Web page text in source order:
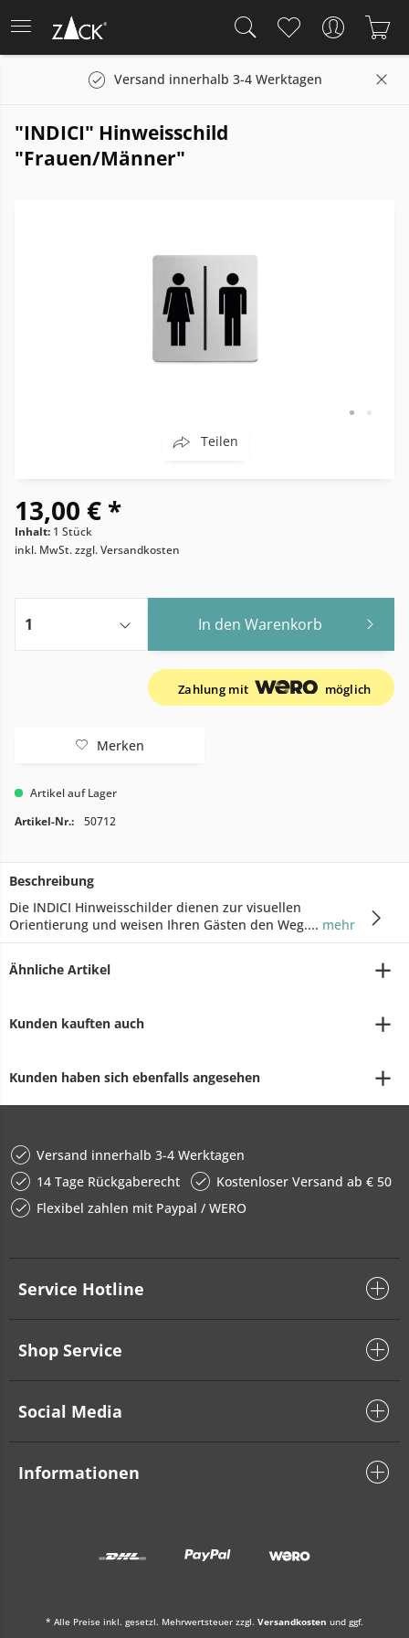
Versand innerhalb 3-4 Werktagen
"INDICI" Hinweisschild
"Frauen/Männer"
Teilen
13,00 € *
Inhalt: 1 Stück
inkl. MwSt.zzgl. Versandkosten
In den Warenkorb
Zahlung mit möglich
Merken
Artikel auf Lager
Artikel-Nr.:
50712
Beschreibung
Die INDICI Hinweisschilder dienen zur visuellen
Orientierung und weisen Ihren Gästen den Weg.... mehr
Ähnliche Artikel
Kunden kauften auch
Kunden haben sich ebenfalls angesehen
Versand innerhalb 3-4 Werktagen
14 Tage Rückgaberecht
Kostenloser Versand ab € 50
Flexibel zahlen mit Paypal / WERO
Service Hotline
Shop Service
Social Media
Informationen
* Alle Preise inkl. gesetzl. Mehrwertsteuer zzgl. Versandkosten und ggf.